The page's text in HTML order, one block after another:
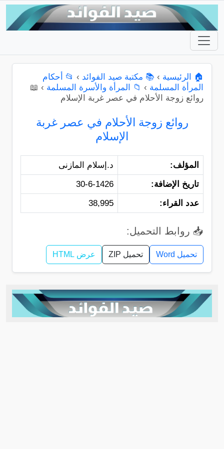
🏠 الرئيسية › 📚 مكتبة صيد الفوائد › 📂 أحكام
المرأة المسلمة › 📁 المرأة والأسرة المسلمة ›
📖
روائع زوجة الأحلام في عصر غربة الإسلام
روائع زوجة الأحلام في عصر غربة
الإسلام
المؤلف:
د.إسلام المازنى
تاريخ الإضافة:
30-6-1426
عدد القراء:
38,995
📥 روابط التحميل:
تحميل Word تحميل ZIP عرض HTML